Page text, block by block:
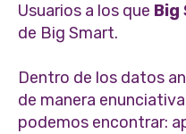
Usuarios a los que Big
de Big Smart.
Dentro de los datos
de manera
podemos encontrar: